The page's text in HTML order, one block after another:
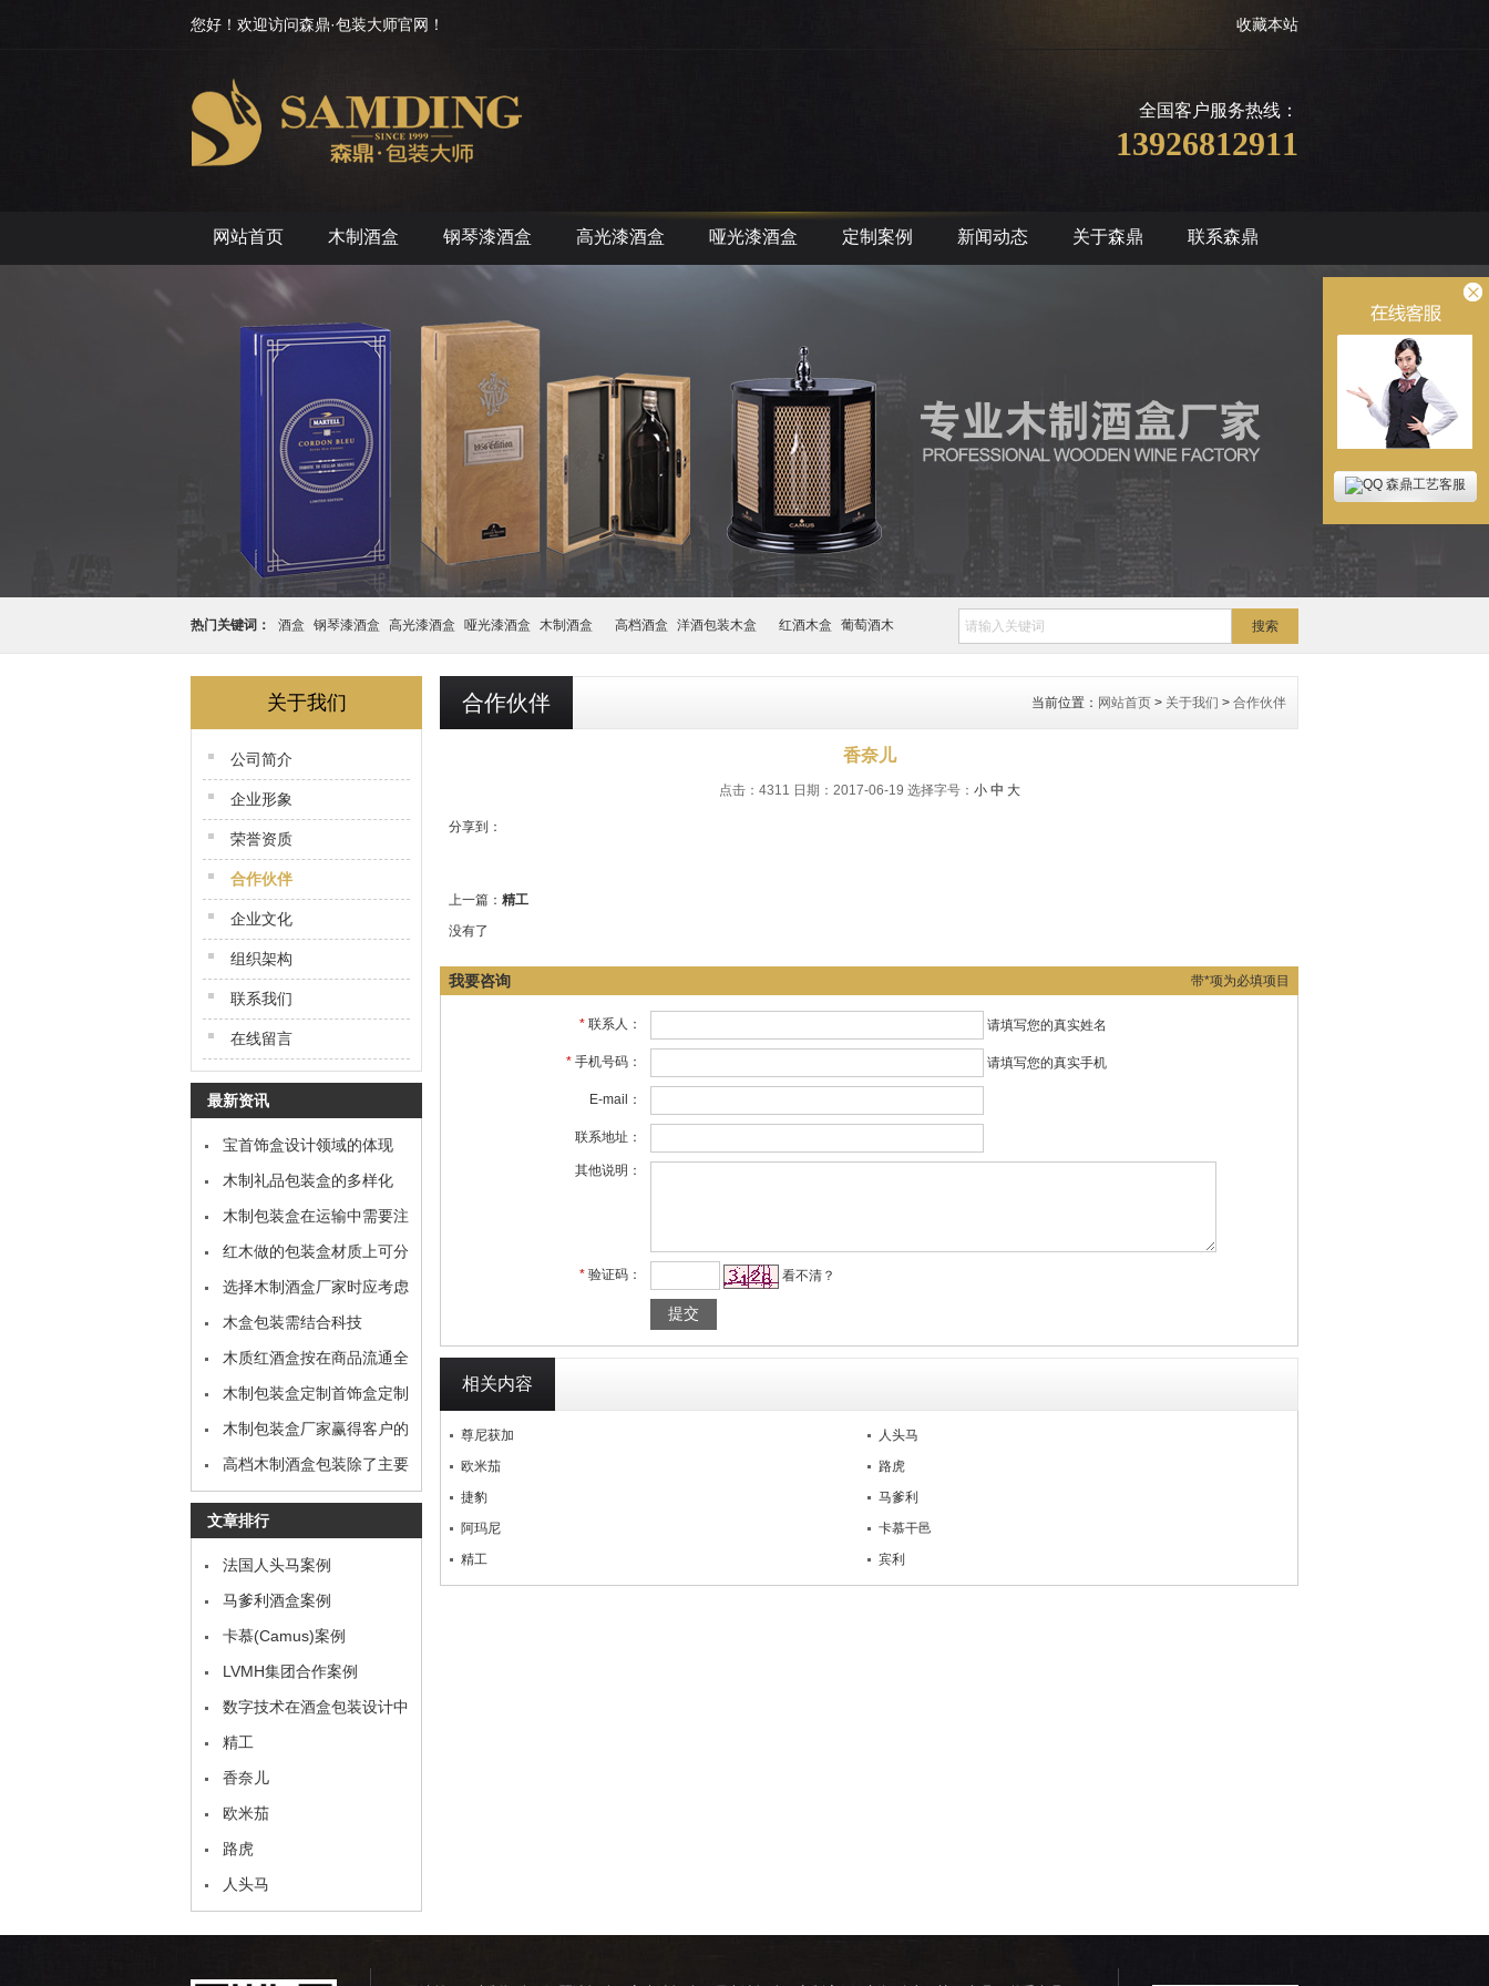
您好！欢迎访问森鼎·包装大师官网！ 收藏本站
全国客户服务热线：
13926812911
网站首页 木制酒盒 钢琴漆酒盒 高光漆酒盒 哑光漆酒盒 定制案例 新闻动态 关于森鼎 联系森鼎
热门关键词： 酒盒 钢琴漆酒盒 高光漆酒盒 哑光漆酒盒 木制酒盒 高档酒盒 洋酒包装木盒 红酒木盒 葡萄酒木
盒
关于我们
公司简介
企业形象
荣誉资质
合作伙伴
企业文化
组织架构
联系我们
在线留言
最新资讯
宝首饰盒设计领域的体现
木制礼品包装盒的多样化
木制包装盒在运输中需要注
意的问题
红木做的包装盒材质上可分
为哪些类型
选择木制酒盒厂家时应考虑
的因素有哪些
木盒包装需结合科技
木质红酒盒按在商品流通全
过程中的功效归类
木制包装盒定制首饰盒定制
如何核算价格？
木制包装盒厂家赢得客户的
秘诀在于服务
高档木制酒盒包装除了主要
支撑材料外
文章排行
法国人头马案例
马爹利酒盒案例
卡慕(Camus)案例
LVMH集团合作案例
数字技术在酒盒包装设计中
的应用
精工
香奈儿
欧米茄
路虎
人头马
合作伙伴 当前位置： 网站首页 > 关于我们 > 合作伙伴
香奈儿
点击：4311 日期：2017-06-19 选择字号： 小 中 大
分享到：
上一篇： 精工
没有了
带*项为必填项目
我要咨询
* 联系人： 请填写您的真实姓名
* 手机号码： 请填写您的真实手机
E-mail：
联系地址：
其他说明：
* 验证码： 看不清？
相关内容
尊尼获加
人头马
欧米茄
路虎
捷豹
马爹利
阿玛尼
卡慕干邑
精工
宾利
森鼎工艺客服